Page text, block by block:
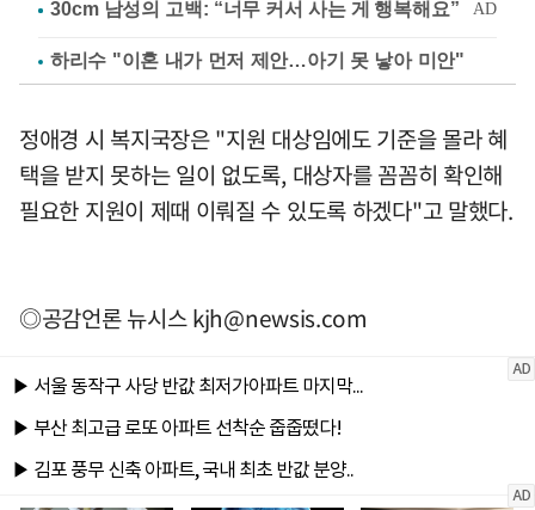
하리수 "이혼 내가 먼저 제안…아기 못 낳아 미안"
정애경 시 복지국장은 "지원 대상임에도 기준을 몰라 혜
택을 받지 못하는 일이 없도록, 대상자를 꼼꼼히 확인해
필요한 지원이 제때 이뤄질 수 있도록 하겠다"고 말했다.
◎공감언론 뉴시스kjh@newsis.com